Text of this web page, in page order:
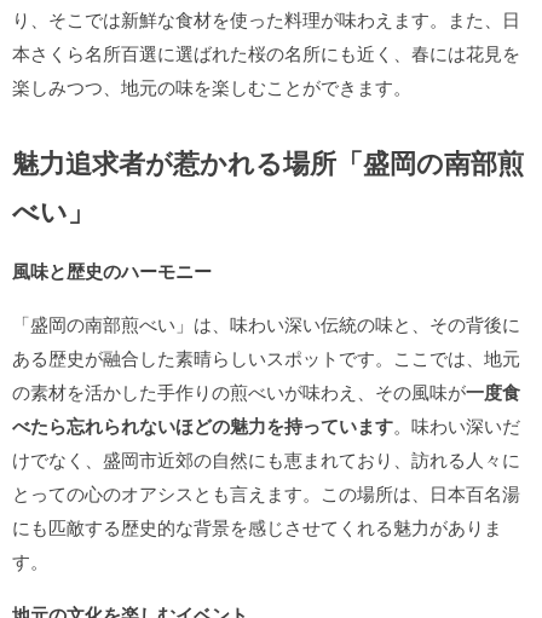
り、そこでは新鮮な食材を使った料理が味わえます。また、日
本さくら名所百選に選ばれた桜の名所にも近く、春には花見を
楽しみつつ、地元の味を楽しむことができます。
魅力追求者が惹かれる場所「盛岡の南部煎
べい」
風味と歴史のハーモニー
「盛岡の南部煎べい」は、味わい深い伝統の味と、その背後に
ある歴史が融合した素晴らしいスポットです。ここでは、地元
の素材を活かした手作りの煎べいが味わえ、その風味が一度食
べたら忘れられないほどの魅力を持っています。味わい深いだ
けでなく、盛岡市近郊の自然にも恵まれており、訪れる人々に
とっての心のオアシスとも言えます。この場所は、日本百名湯
にも匹敵する歴史的な背景を感じさせてくれる魅力がありま
す。